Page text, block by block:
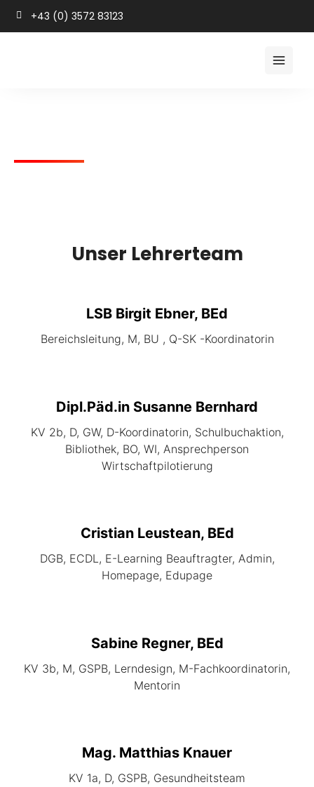
+43 (0) 3572 83123
Unser Lehrerteam
LSB Birgit Ebner, BEd
Bereichsleitung, M, BU , Q-SK -Koordinatorin
Dipl.Päd.in Susanne Bernhard
KV 2b, D, GW, D-Koordinatorin, Schulbuchaktion,
Bibliothek, BO, WI, Ansprechperson
Wirtschaftpilotierung
Cristian Leustean, BEd
DGB, ECDL, E-Learning Beauftragter, Admin,
Homepage, Edupage
Sabine Regner, BEd
KV 3b, M, GSPB, Lerndesign, M-Fachkoordinatorin,
Mentorin
Mag. Matthias Knauer
KV 1a, D, GSPB, Gesundheitsteam